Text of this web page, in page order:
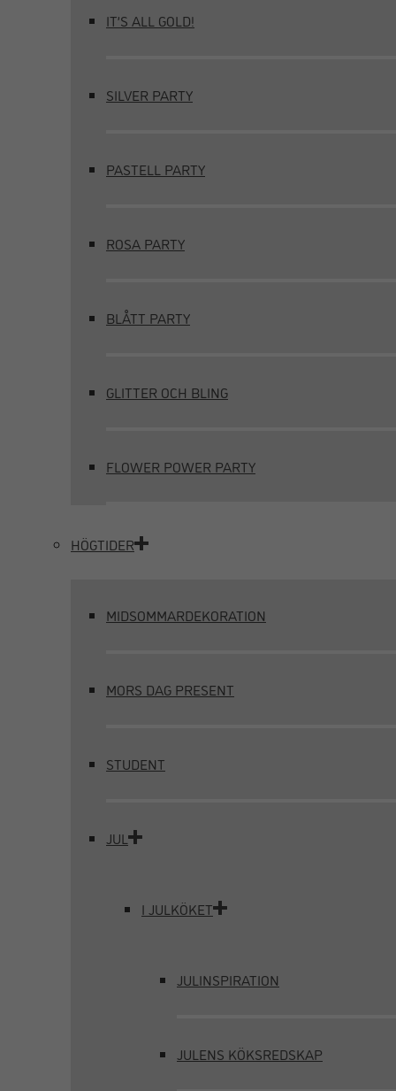
IT’S ALL GOLD!
SILVER PARTY
PASTELL PARTY
ROSA PARTY
BLÅTT PARTY
GLITTER OCH BLING
FLOWER POWER PARTY
HÖGTIDER
MIDSOMMARDEKORATION
MORS DAG PRESENT
STUDENT
JUL
I JULKÖKET
JULINSPIRATION
JULENS KÖKSREDSKAP